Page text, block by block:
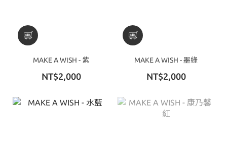
MAKE A WISH - 紫
NT$2,000
MAKE A WISH - 墨綠
NT$2,000